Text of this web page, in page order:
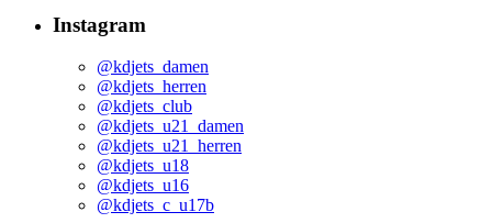
Instagram
@kdjets_damen
@kdjets_herren
@kdjets_club
@kdjets_u21_damen
@kdjets_u21_herren
@kdjets_u18
@kdjets_u16
@kdjets_c_u17b